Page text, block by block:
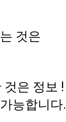
것은
은 정보 !
능합니다.